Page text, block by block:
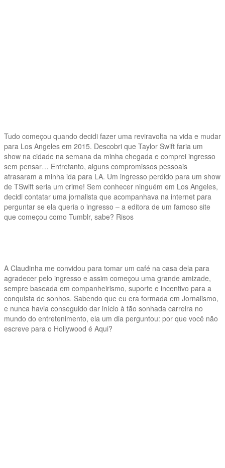
Tudo começou quando decidi fazer uma reviravolta na vida e mudar
para Los Angeles em 2015. Descobri que Taylor Swift faria um
show na cidade na semana da minha chegada e comprei ingresso
sem pensar… Entretanto, alguns compromissos pessoais
atrasaram a minha ida para LA. Um ingresso perdido para um show
de TSwift seria um crime! Sem conhecer ninguém em Los Angeles,
decidi contatar uma jornalista que acompanhava na internet para
perguntar se ela queria o ingresso – a editora de um famoso site
que começou como Tumblr, sabe? Risos
A Claudinha me convidou para tomar um café na casa dela para
agradecer pelo ingresso e assim começou uma grande amizade,
sempre baseada em companheirismo, suporte e incentivo para a
conquista de sonhos. Sabendo que eu era formada em Jornalismo,
e nunca havia conseguido dar início à tão sonhada carreira no
mundo do entretenimento, ela um dia perguntou: por que você não
escreve para o Hollywood é Aqui?